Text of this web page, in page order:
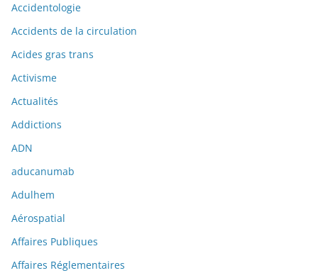
Accidentologie
Accidents de la circulation
Acides gras trans
Activisme
Actualités
Addictions
ADN
aducanumab
Adulhem
Aérospatial
Affaires Publiques
Affaires Réglementaires